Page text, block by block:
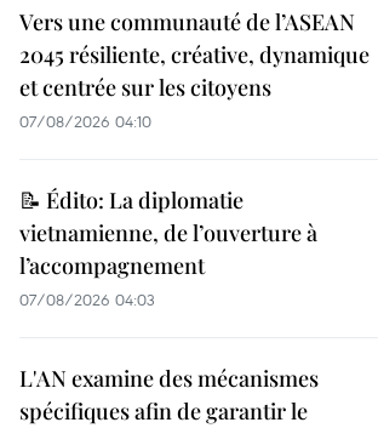
Vers une communauté de l’ASEAN
2045 résiliente, créative, dynamique
et centrée sur les citoyens
07/08/2026 04:10
📝 Édito: La diplomatie
vietnamienne, de l’ouverture à
l’accompagnement
07/08/2026 04:03
L'AN examine des mécanismes
spécifiques afin de garantir le